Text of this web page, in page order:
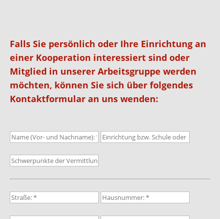
Falls Sie persönlich oder Ihre Einrichtung an
einer Kooperation interessiert sind oder
Mitglied in unserer Arbeitsgruppe werden
möchten, können Sie sich über folgendes
Kontaktformular an uns wenden: